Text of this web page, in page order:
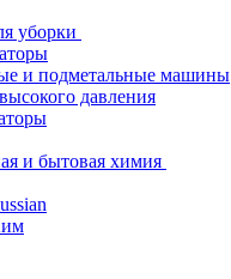
уборки
и подметальные машины
давления
и бытовая химия